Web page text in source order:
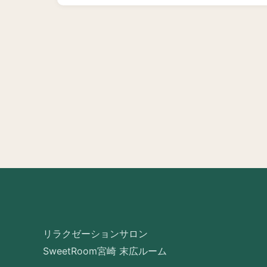
リラクゼーションサロン
SweetRoom宮崎 末広ルーム